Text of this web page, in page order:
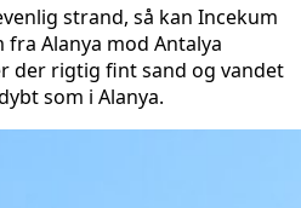
strand, så kan Incekum
Alanya mod Antalya
der rigtig fint sand og vandet
som i Alanya.